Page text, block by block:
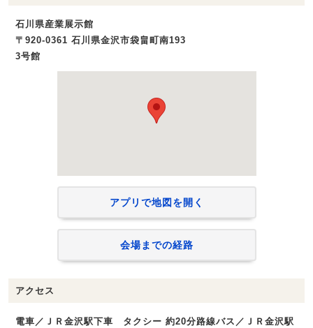
石川県産業展示館
〒920-0361 石川県金沢市袋畠町南193
3号館
アプリで地図を開く
会場までの経路
アクセス
電車／ＪＲ金沢駅下車 タクシー 約20分路線バス／ＪＲ金沢駅